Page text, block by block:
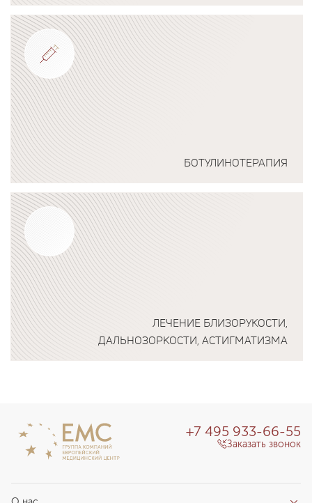
Подробнее о программе
БОТУЛИНОТЕРАПИЯ
Подробнее о программе
ЛЕЧЕНИЕ БЛИЗОРУКОСТИ,
ДАЛЬНОЗОРКОСТИ, АСТИГМАТИЗМА
+7 495 933-66-55
Заказать звонок